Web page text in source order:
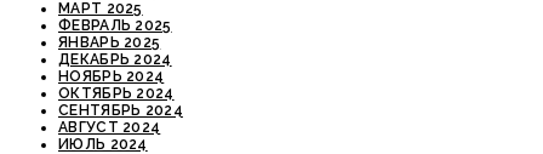
МАРТ 2025
ФЕВРАЛЬ 2025
ЯНВАРЬ 2025
ДЕКАБРЬ 2024
НОЯБРЬ 2024
ОКТЯБРЬ 2024
СЕНТЯБРЬ 2024
АВГУСТ 2024
ИЮЛЬ 2024